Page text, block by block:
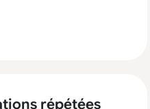
répétées